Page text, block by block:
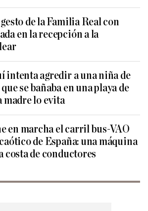
de la Familia Real con
en la recepción a la
intenta agredir a una niña de
se bañaba en una playa de
madre lo evita
en marcha el carril bus-VAO
de España: una máquina
costa de conductores